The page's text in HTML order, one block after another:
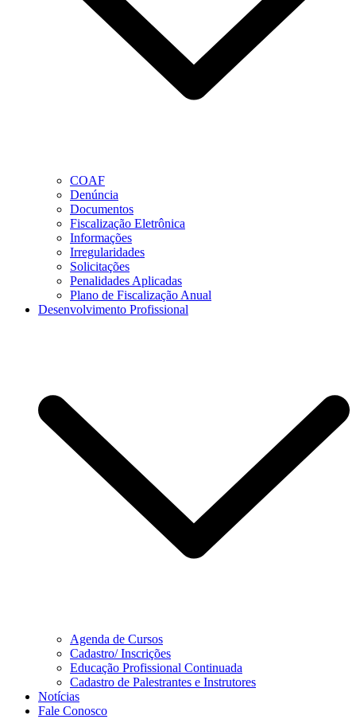
COAF
Denúncia
Documentos
Fiscalização Eletrônica
Informações
Irregularidades
Solicitações
Penalidades Aplicadas
Plano de Fiscalização Anual
Desenvolvimento Profissional
Agenda de Cursos
Cadastro/ Inscrições
Educação Profissional Continuada
Cadastro de Palestrantes e Instrutores
Notícias
Fale Conosco